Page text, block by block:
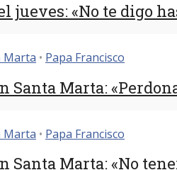
jueves: «No te digo
Marta • Papa Francisco
Santa Marta:
Marta • Papa Francisco
Santa Marta: «No